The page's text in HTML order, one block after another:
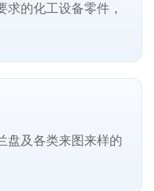
的化工设备零件，
盘及各类来图来样的